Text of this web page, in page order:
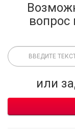
вопрос
или